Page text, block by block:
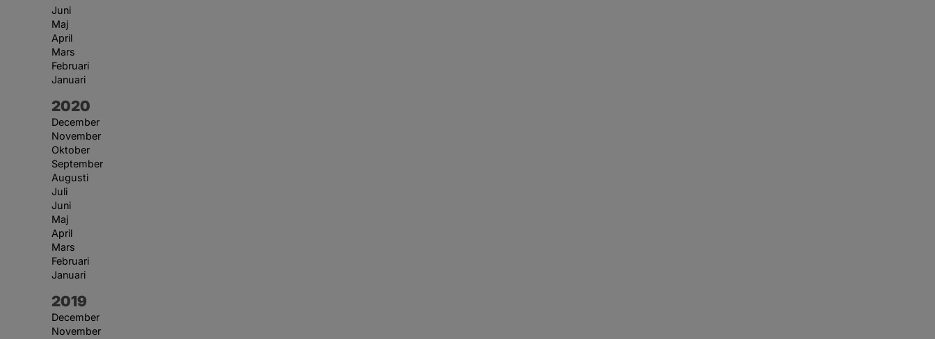
Juni
Maj
April
Mars
Februari
Januari
År:
2020
December
November
Oktober
September
Augusti
Juli
Juni
Maj
April
Mars
Februari
Januari
År:
2019
December
November